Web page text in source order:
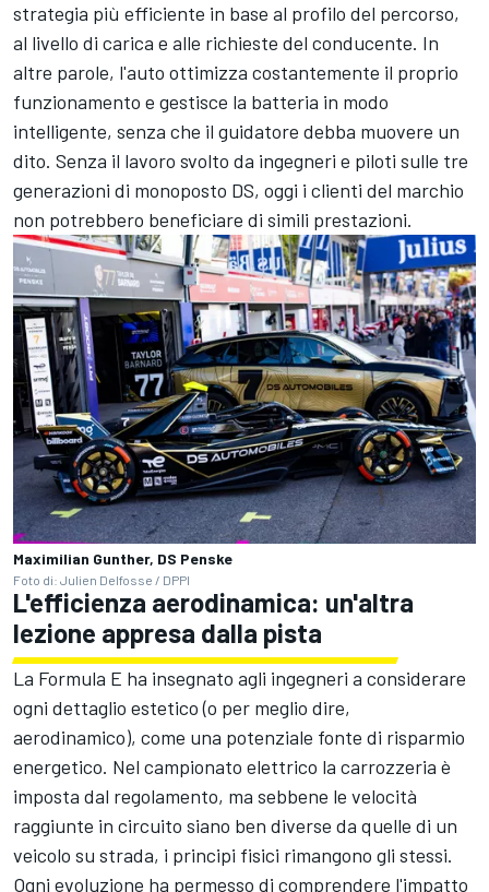
strategia più efficiente in base al profilo del percorso,
al livello di carica e alle richieste del conducente. In
altre parole, l'auto ottimizza costantemente il proprio
funzionamento e gestisce la batteria in modo
intelligente, senza che il guidatore debba muovere un
dito. Senza il lavoro svolto da ingegneri e piloti sulle tre
generazioni di monoposto DS, oggi i clienti del marchio
non potrebbero beneficiare di simili prestazioni.
Maximilian Gunther, DS Penske
Foto di: Julien Delfosse / DPPI
L'efficienza aerodinamica: un'altra
lezione appresa dalla pista
La Formula E ha insegnato agli ingegneri a considerare
ogni dettaglio estetico (o per meglio dire,
aerodinamico), come una potenziale fonte di risparmio
energetico. Nel campionato elettrico la carrozzeria è
imposta dal regolamento, ma sebbene le velocità
raggiunte in circuito siano ben diverse da quelle di un
veicolo su strada, i principi fisici rimangono gli stessi.
Ogni evoluzione ha permesso di comprendere l'impatto